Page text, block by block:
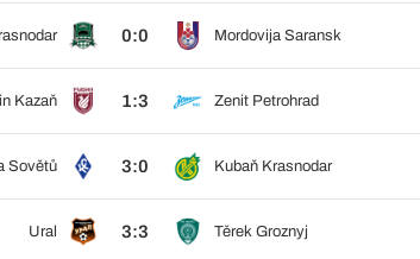
0:0 Mordovija Saransk
Kazaň 1:3 Zenit Petrohrad
Sovětů 3:0 Kubaň Krasnodar
Ural 3:3 Těrek Groznyj